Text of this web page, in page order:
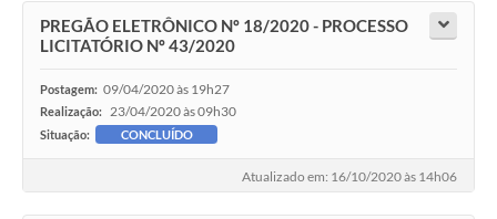
PREGÃO ELETRÔNICO Nº 18/2020 - PROCESSO
LICITATÓRIO Nº 43/2020
Postagem: 09/04/2020 às 19h27
Realização: 23/04/2020 às 09h30
Situação: CONCLUÍDO
Atualizado em: 16/10/2020 às 14h06